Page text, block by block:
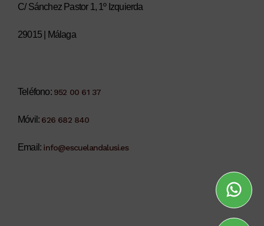
C/ Sánchez Pastor 1, 1º Izquierda
29015 | Málaga
Teléfono: 952 00 61 37
Móvil: 626 682 840
Email: info@escuelandalusi.es